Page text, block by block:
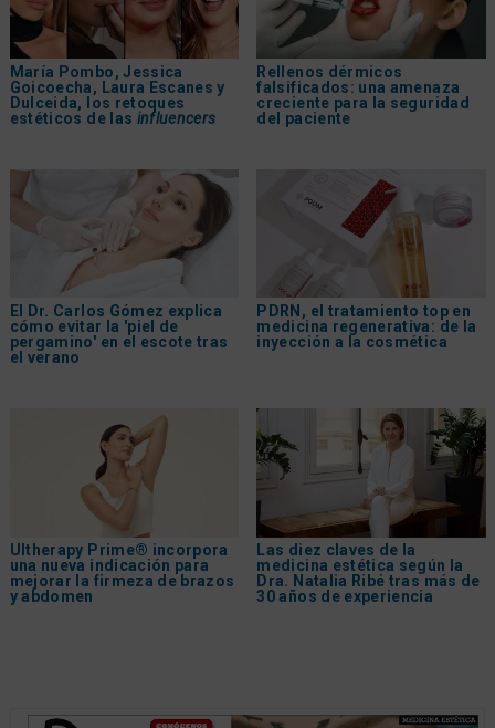
María Pombo, Jessica
Goicoecha, Laura Escanes y
Dulceida, los retoques
estéticos de las influencers
Rellenos dérmicos
falsificados: una amenaza
creciente para la seguridad
del paciente
El Dr. Carlos Gómez explica
cómo evitar la 'piel de
pergamino' en el escote tras
el verano
PDRN, el tratamiento top en
medicina regenerativa: de la
inyección a la cosmética
Ultherapy Prime® incorpora
una nueva indicación para
mejorar la firmeza de brazos
y abdomen
Las diez claves de la
medicina estética según la
Dra. Natalia Ribé tras más de
30 años de experiencia